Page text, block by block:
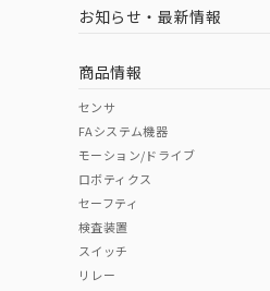
中国 RoHS 注意事項・凡例
中国 RoHS表
Pb Hg
お知らせ・最新情報
商品情報
センサ
FAシステム機器
モーション/ドライブ
ロボティクス
セーフティ
検査装置
スイッチ
リレー